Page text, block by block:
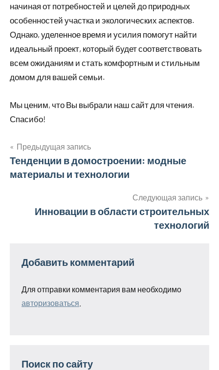
начиная от потребностей и целей до природных
особенностей участка и экологических аспектов.
Однако, уделенное время и усилия помогут найти
идеальный проект, который будет соответствовать
всем ожиданиям и стать комфортным и стильным
домом для вашей семьи.
Мы ценим, что Вы выбрали наш сайт для чтения.
Спасибо!
Навигация
по
Предыдущая запись
Тенденции в домостроении: модные
материалы и технологии
Следующая запись
Инновации в области строительных
технологий
Добавить комментарий
Для отправки комментария вам необходимо
авторизоваться
Поиск по сайту